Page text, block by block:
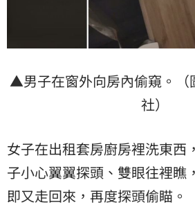
▲男子在窗外向房內偷窺。（
社）
女子在出租套房廚房裡洗東西
子小心翼翼探頭、雙眼往裡瞧
即又走回來，再度探頭偷瞄。